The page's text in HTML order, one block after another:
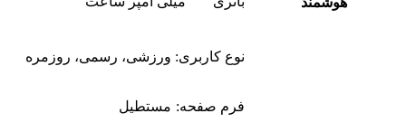
نوع کاربری: ورزشی، رسمی، روزمره
فرم صفحه: مستطیل